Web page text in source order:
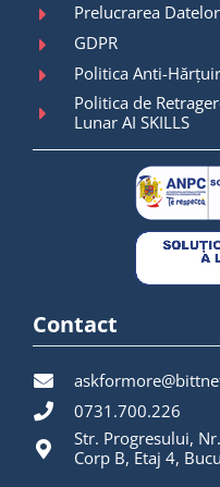
Prelucrarea
GDPR
Politica Anti-
Politica de
Lunar AI SKILLS
Contact
0731.700.226
Str. Progresului,
Corp B, Etaj 4,